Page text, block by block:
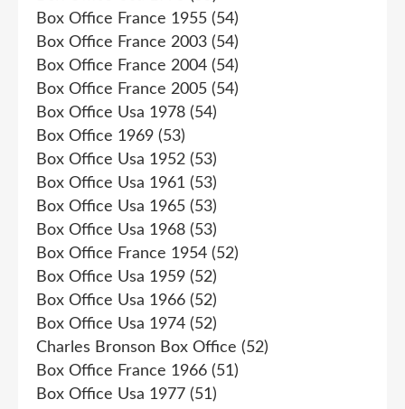
Box Office France 1955 (54)
Box Office France 2003 (54)
Box Office France 2004 (54)
Box Office France 2005 (54)
Box Office Usa 1978 (54)
Box Office 1969 (53)
Box Office Usa 1952 (53)
Box Office Usa 1961 (53)
Box Office Usa 1965 (53)
Box Office Usa 1968 (53)
Box Office France 1954 (52)
Box Office Usa 1959 (52)
Box Office Usa 1966 (52)
Box Office Usa 1974 (52)
Charles Bronson Box Office (52)
Box Office France 1966 (51)
Box Office Usa 1977 (51)